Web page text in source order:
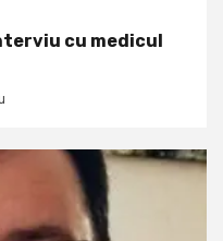
cu medicul